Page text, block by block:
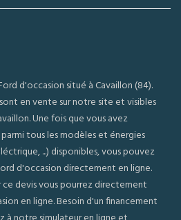
d'occasion situé à Cavaillon (84).
en vente sur notre site et visibles
Une fois que vous avez
tous les modèles et énergies
...) disponibles, vous pouvez
d'occasion directement en ligne.
ce devis vous pourrez directement
en ligne. Besoin d'un financement